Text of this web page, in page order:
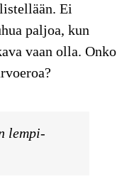
Ei
paljoa, kun
vaan olla. Onko
lempi-